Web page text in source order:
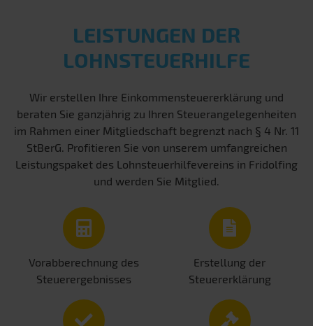
LEISTUNGEN DER
LOHNSTEUERHILFE
Wir erstellen Ihre Einkommensteuererklärung und
beraten Sie ganzjährig zu Ihren Steuerangelegenheiten
im Rahmen einer Mitgliedschaft begrenzt nach § 4 Nr. 11
StBerG. Profitieren Sie von unserem umfangreichen
Leistungspaket des Lohnsteuerhilfevereins in Fridolfing
und werden Sie Mitglied.
Vorabberechnung des
Steuerergebnisses
Erstellung der
Steuererklärung